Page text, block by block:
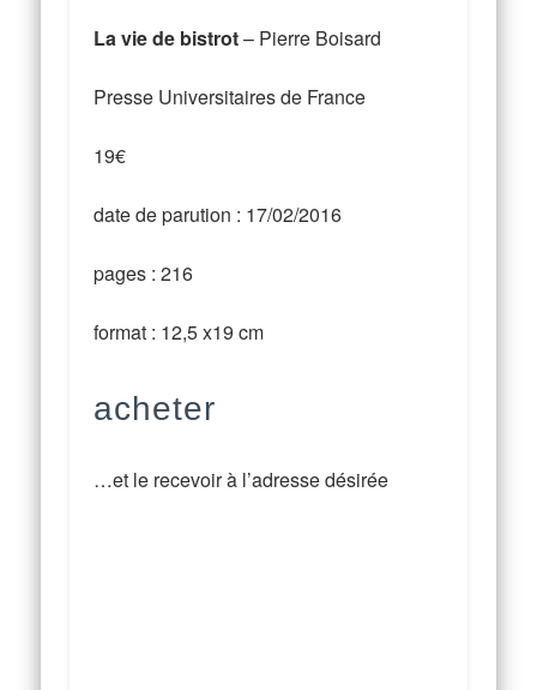
La vie de bistrot– Pierre Boisard
Presse Universitaires de France
19€
date de parution : 17/02/2016
pages : 216
format : 12,5 x19 cm
acheter
…et le recevoir à l’adresse désirée